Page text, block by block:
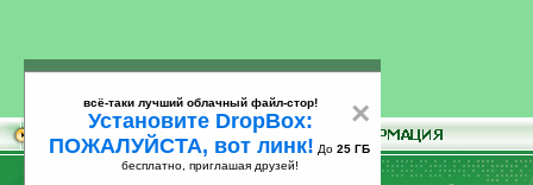
×
всё-таки лучший облачный файл-стор!
Установите DropBox:
ПОЖАЛУЙСТА, вот линк! До 25 ГБ
бесплатно, приглашая друзей!